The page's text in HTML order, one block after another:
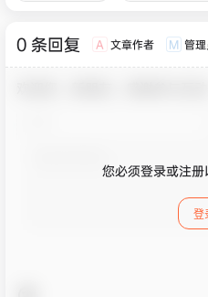
0 条回复 A 文章作者 M 管理
您必须登录或注
登